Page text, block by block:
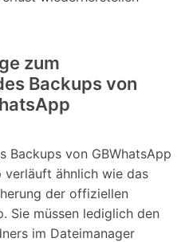
zum
Backups von
Backups von GBWhatsApp
ähnlich wie das
der offiziellen
Sie müssen lediglich den
im Dateimanager